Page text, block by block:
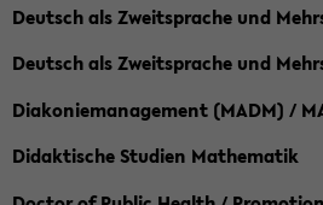
Deutsch als Zweitsprache und
Deutsch als Zweitsprache und
Diakoniemanagement (MADM) /
Didaktische Studien Mathematik